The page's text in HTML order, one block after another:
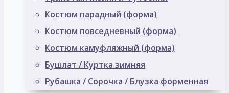
Костюм парадный (форма)
Костюм повседневный (форма)
Костюм камуфляжный (форма)
Бушлат / Куртка зимняя
Рубашка / Сорочка / Блузка форменная